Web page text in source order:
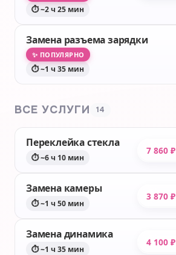
⏱ ~2 ч 25 мин
Замена разъема зарядки
✨ ПОПУЛЯРНО
⏱ ~1 ч 35 мин
ВСЕ УСЛУГИ 14
Переклейка стекла
⏱ ~6 ч 10 мин
7 860 ₽
Замена камеры
⏱ ~1 ч 50 мин
3 870 ₽
Замена динамика
⏱ ~1 ч 35 мин
4 100 ₽